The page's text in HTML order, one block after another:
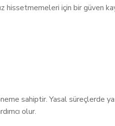
hissetmemeleri için bir güven
sahiptir. Yasal süreçlerde
olur.